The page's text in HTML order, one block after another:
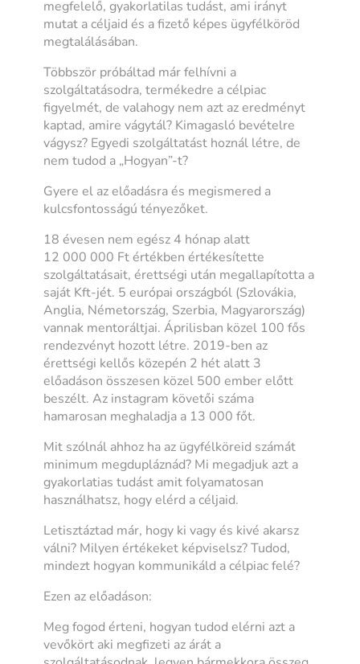
megfelelő, gyakorlatilas tudást, ami irányt
mutat a céljaid és a fizető képes ügyfélköröd
megtalálásában.
Többször próbáltad már felhívni a
szolgáltatásodra, termékedre a célpiac
figyelmét, de valahogy nem azt az eredményt
kaptad, amire vágytál? Kimagasló bevételre
vágysz? Egyedi szolgáltatást hoznál létre, de
nem tudod a „Hogyan”-t?
Gyere el az előadásra és megismered a
kulcsfontosságú tényezőket.
18 évesen nem egész 4 hónap alatt
12 000 000 Ft értékben értékesítette
szolgáltatásait, érettségi után megallapította a
saját Kft-jét. 5 európai országból (Szlovákia,
Anglia, Németország, Szerbia, Magyarország)
vannak mentoráltjai. Áprilisban közel 100 fős
rendezvényt hozott létre. 2019-ben az
érettségi kellős közepén 2 hét alatt 3
előadáson összesen közel 500 ember előtt
beszélt. Az instagram követői száma
hamarosan meghaladja a 13 000 főt.
Mit szólnál ahhoz ha az ügyfélköreid számát
minimum megdupláznád? Mi megadjuk azt a
gyakorlatias tudást amit folyamatosan
használhatsz, hogy elérd a céljaid.
Letisztáztad már, hogy ki vagy és kivé akarsz
válni? Milyen értékeket képviselsz? Tudod,
mindezt hogyan kommunikáld a célpiac felé?
Ezen az előadáson:
Meg fogod érteni, hogyan tudod elérni azt a
vevőkört aki megfizeti az árát a